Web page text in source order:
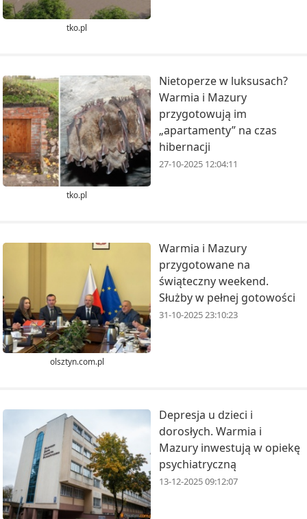
tko.pl
tko.pl
Nietoperze w luksusach?
Warmia i Mazury
przygotowują im
„apartamenty” na czas
hibernacji
27-10-2025 12:04:11
olsztyn.com.pl
Warmia i Mazury
przygotowane na
świąteczny weekend.
Służby w pełnej gotowości
31-10-2025 23:10:23
Depresja u dzieci i
dorosłych. Warmia i
Mazury inwestują w opiekę
psychiatryczną
13-12-2025 09:12:07